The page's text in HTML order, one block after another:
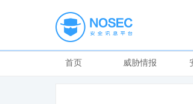
首页 威胁情报